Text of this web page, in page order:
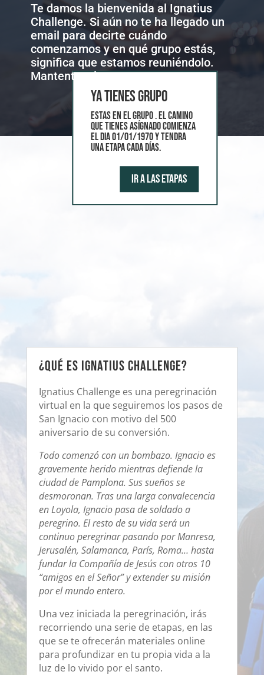
Te damos la bienvenida al Ignatius
Challenge. Si aún no te ha llegado un
email para decirte cuándo
comenzamos y en qué grupo estás,
significa que estamos reuniéndolo.
Mantente a la espera.
ya tienes grupo
Estas en el grupo . El camino
que tienes asígnado comienza
el dia 01/01/1970 y tendra
una etapa cada días.
Ir a las etapas
¿Qué es Ignatius Challenge?
Ignatius Challenge es una peregrinación
virtual en la que seguiremos los pasos de
San Ignacio con motivo del 500
aniversario de su conversión.
Todo comenzó con un bombazo. Ignacio es
gravemente herido mientras defiende la
ciudad de Pamplona. Sus sueños se
desmoronan. Tras una larga convalecencia
en Loyola, Ignacio pasa de soldado a
peregrino. El resto de su vida será un
continuo peregrinar pasando por Manresa,
Jerusalén, Salamanca, París, Roma… hasta
fundar la Compañía de Jesús con otros 10
“amigos en el Señor” y extender su misión
por el mundo entero.
Una vez iniciada la peregrinación, irás
recorriendo una serie de etapas, en las
que se te ofrecerán materiales online
para profundizar en tu propia vida a la
luz de lo vivido por el santo.